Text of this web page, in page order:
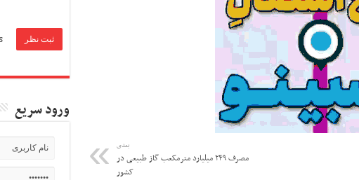
بعدی
مصرف ۲۴۹ میلیارد مترمکعب گاز طبیعی در
کشور
ورود سریع